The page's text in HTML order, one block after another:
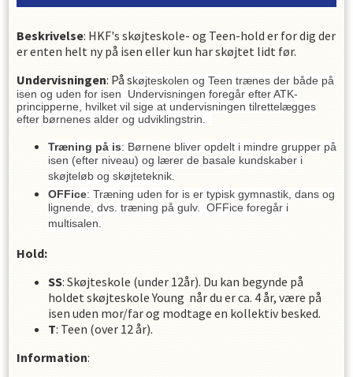
Beskrivelse: HKF's skøjteskole- og Teen-hold er for dig der
er enten helt ny på isen eller kun har skøjtet lidt før.
Undervisningen: På skøjteskolen og Teen trænes der både på
isen og uden for isen Undervisningen foregår efter ATK-
principperne, hvilket vil sige at undervisningen tilrettelægges
efter børnenes alder og udviklingstrin.
Træning på is: Børnene bliver opdelt i mindre grupper på
isen (efter niveau) og lærer de basale kundskaber i
skøjteløb og skøjteteknik.
OFFice: Træning uden for is er typisk gymnastik, dans og
lignende, dvs. træning på gulv. OFFice foregår i
multisalen.
Hold:
SS: Skøjteskole (under 12år). Du kan begynde på
holdet skøjteskole Young når du er ca. 4 år, være på
isen uden mor/far og modtage en kollektiv besked.
T: Teen (over 12 år).
Information: